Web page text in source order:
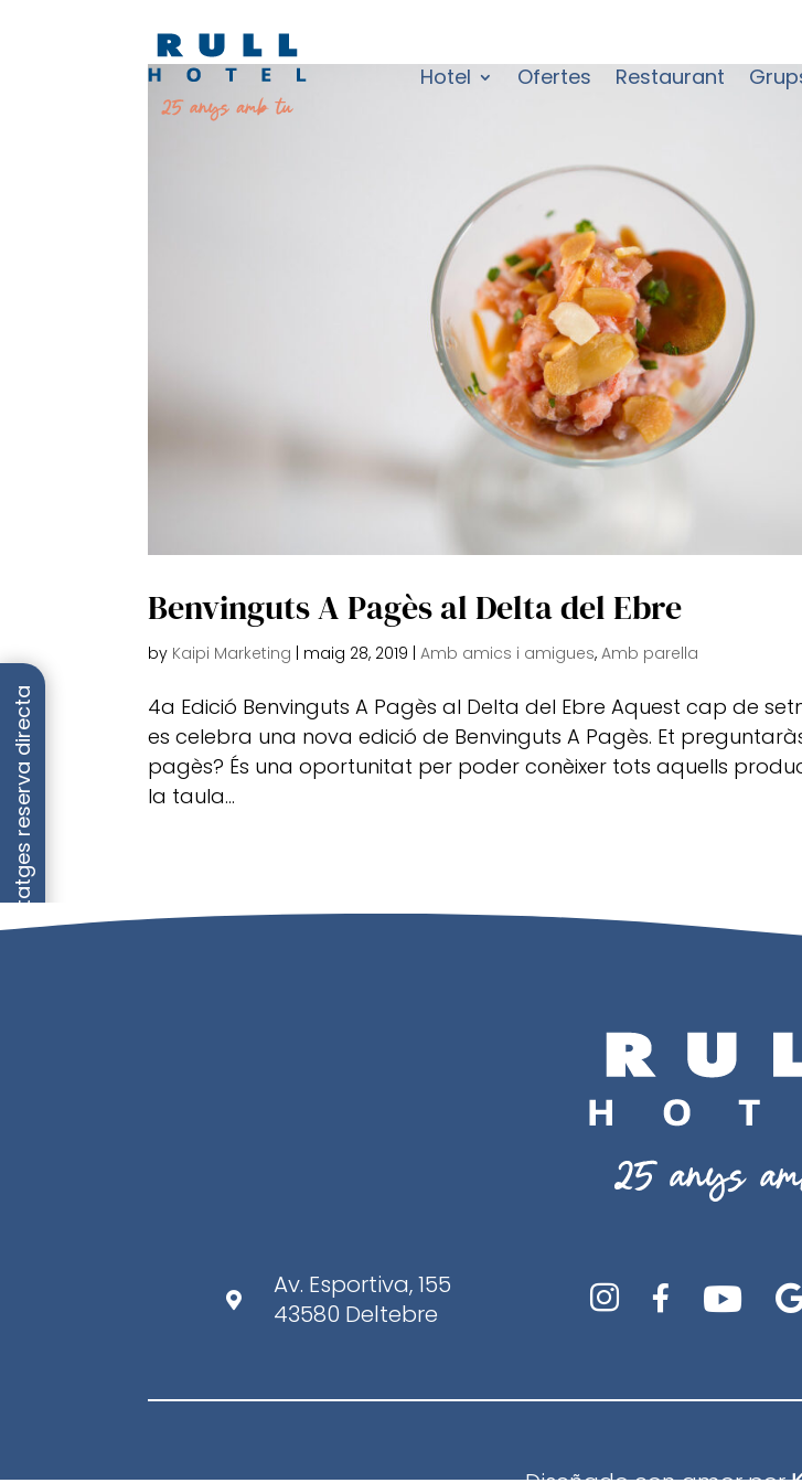
Hotel Ofertes Restaurant
Avantatges reserva directa
Benvinguts A Pagès al Delta del Ebre
by Kaipi Marketing maig 28, 2019 |Amb amics i amigues,Amb parella
4a Edició Benvinguts A Pagès al Delta del Ebre Aquest cap de
es celebra una nova edició de Benvinguts A Pagès. Et
pagès? És una oportunitat per poder conèixer tots aquells
la taula...

Av. Esportiva, 155
43580 Deltebre
  